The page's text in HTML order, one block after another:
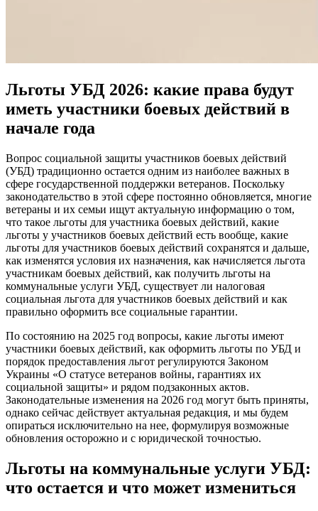
Льготы УБД 2026: какие права будут
иметь участники боевых действий в
начале года
Вопрос социальной защиты участников боевых действий
(УБД) традиционно остается одним из наиболее важных в
сфере государственной поддержки ветеранов. Поскольку
законодательство в этой сфере постоянно обновляется, многие
ветераны и их семьи ищут актуальную информацию о том,
что такое льготы для участника боевых действий, какие
льготы у участников боевых действий есть вообще, какие
льготы для участников боевых действий сохранятся и дальше,
как изменятся условия их назначения, как начисляется льгота
участникам боевых действий, как получить льготы на
коммунальные услуги УБД, существует ли налоговая
социальная льгота для участников боевых действий и как
правильно оформить все социальные гарантии.
По состоянию на 2025 год вопросы, какие льготы имеют
участники боевых действий, как оформить льготы по УБД и
порядок предоставления льгот регулируются Законом
Украины «О статусе ветеранов войны, гарантиях их
социальной защиты» и рядом подзаконных актов.
Законодательные изменения на 2026 год могут быть приняты,
однако сейчас действует актуальная редакция, и мы будем
опираться исключительно на нее, формулируя возможные
обновления осторожно и с юридической точностью.
Льготы на коммунальные услуги УБД:
что остается и что может измениться